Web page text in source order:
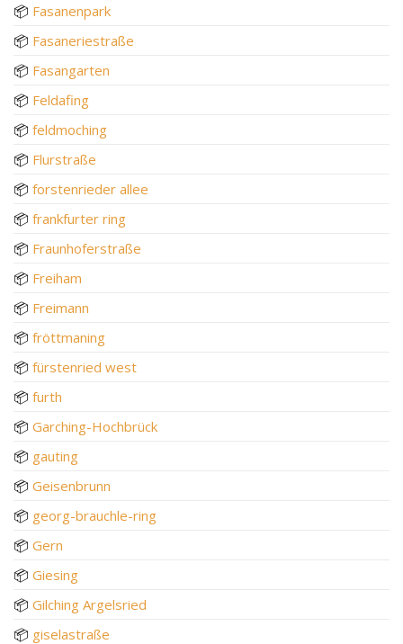
📦 Fasanenpark
📦 Fasaneriestraße
📦 Fasangarten
📦 Feldafing
📦 feldmoching
📦 Flurstraße
📦 forstenrieder allee
📦 frankfurter ring
📦 Fraunhoferstraße
📦 Freiham
📦 Freimann
📦 fröttmaning
📦 fürstenried west
📦 furth
📦 Garching-Hochbrück
📦 gauting
📦 Geisenbrunn
📦 georg-brauchle-ring
📦 Gern
📦 Giesing
📦 Gilching Argelsried
📦 giselastraße